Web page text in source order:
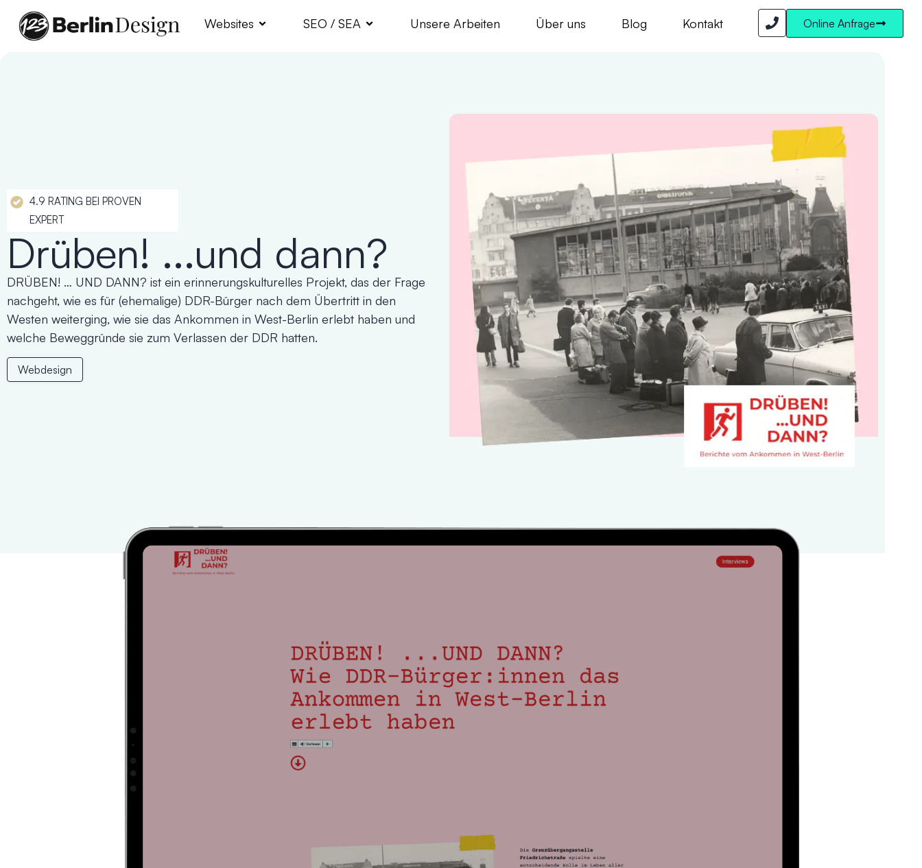
Websites SEO / SEA Unsere Arbeiten Über uns Blog Kontakt Online Anfrage
4.9 RATING BEI PROVEN
EXPERT
Drüben! ...und dann?
DRÜBEN! … UND DANN? ist ein erinnerungskulturelles Projekt, das der Frage
nachgeht, wie es für (ehemalige) DDR-Bürger nach dem Übertritt in den
Westen weiterging, wie sie das Ankommen in West-Berlin erlebt haben und
welche Beweggründe sie zum Verlassen der DDR hatten.
Webdesign